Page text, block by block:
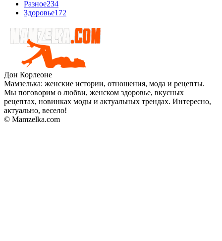
Разное234
Здоровье172
Дон Корлеоне
Мамзелька: женские истории, отношения, мода и рецепты.
Мы поговорим о любви, женском здоровье, вкусных
рецептах, новинках моды и актуальных трендах. Интересно,
актуально, весело!
© Mamzelka.com